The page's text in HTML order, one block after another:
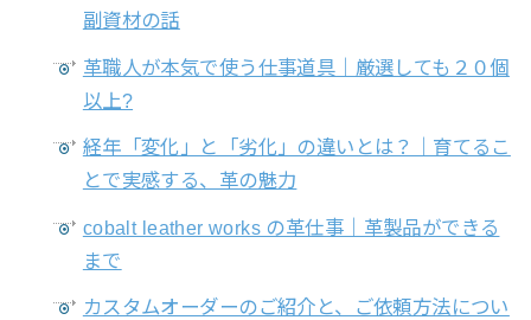
副資材の話
革職人が本気で使う仕事道具｜厳選しても２０個
以上?
経年「変化」と「劣化」の違いとは？｜育てるこ
とで実感する、革の魅力
cobalt leather works の革仕事｜革製品ができる
まで
カスタムオーダーのご紹介と、ご依頼方法につい